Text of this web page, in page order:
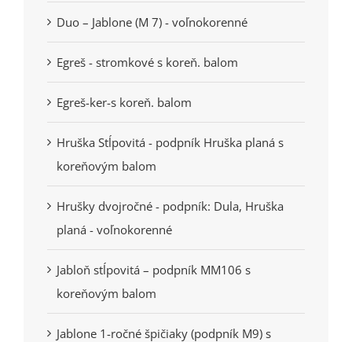
Duo – Jablone (M 7) - voľnokorenné
Egreš - stromkové s koreň. balom
Egreš-ker-s koreň. balom
Hruška Stĺpovitá - podpník Hruška planá s
koreňovým balom
Hrušky dvojročné - podpník: Dula, Hruška
planá - voľnokorenné
Jabloň stĺpovitá – podpník MM106 s
koreňovým balom
Jablone 1-ročné špičiaky (podpník M9) s